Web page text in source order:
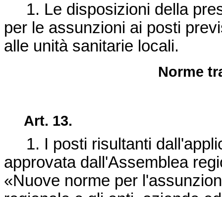
1. Le disposizioni della
per le assunzioni ai posti
alle unità sanitarie locali.
Norme
Art. 13.
1. I posti risultanti
approvata dall'Assemblea
«Nuove norme per